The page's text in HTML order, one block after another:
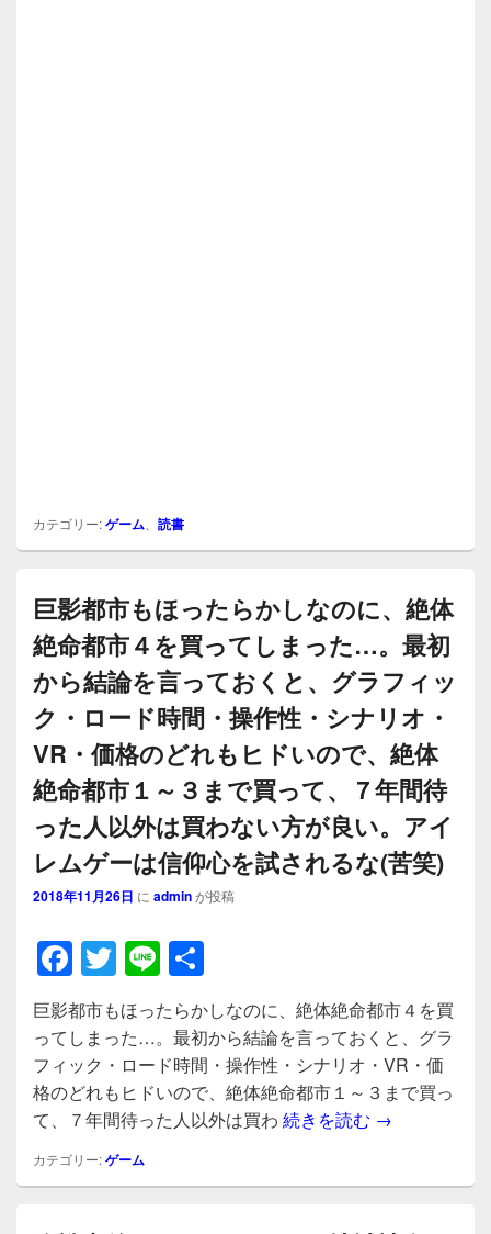
カテゴリー:ゲーム 読書
巨影都市もほったらかしなのに、絶体
絶命都市４を買ってしまった…。最初
から結論を言っておくと、グラフィッ
ク・ロード時間・操作性・シナリオ・
VR・価格のどれもヒドいので、絶体
絶命都市１～３まで買って、７年間待
った人以外は買わない方が良い。アイ
レムゲーは信仰心を試されるな(苦笑)
2018年11月26日 に adminが投稿
F
a
c
e
b
o
o
k
T
wi
tt
er
Li
n
e
有
巨影都市もほったらかしなのに、絶体絶命都市４を買
ってしまった…。最初から結論を言っておくと、グラ
フィック・ロード時間・操作性・シナリオ・VR・価
格のどれもヒドいので、絶体絶命都市１～３まで買っ
て、７年間待った人以外は買わ 続きを読む 巨影都市もほ
→
カテゴリー:ゲーム